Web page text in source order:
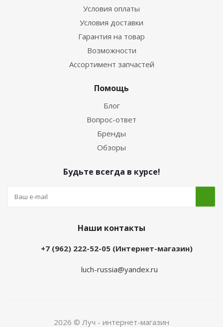
Условия оплаты
Условия доставки
Гарантия на товар
Возможности
Ассортимент запчастей
Помощь
Блог
Вопрос-ответ
Бренды
Обзоры
Будьте всегда в курсе!
Наши контакты
+7 (962) 222-52-05 (Интернет-магазин)
luch-russia@yandex.ru
2026 © Луч - интернет-магазин